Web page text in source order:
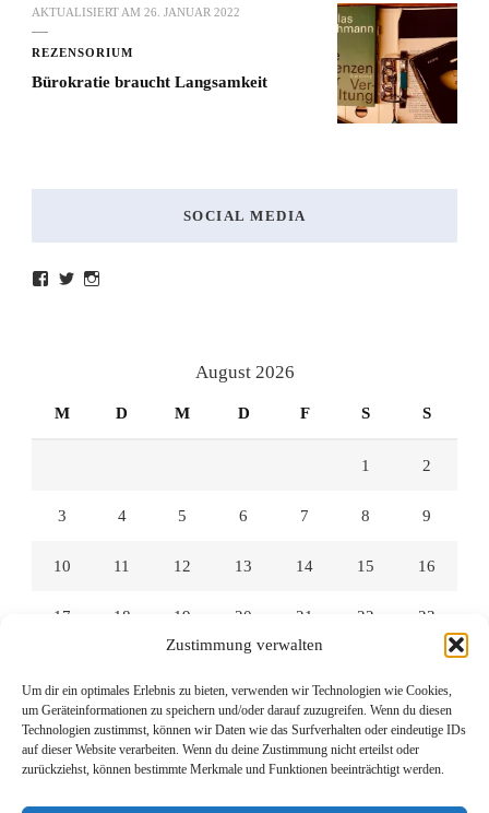
Zustimmung verwalten
Um dir ein optimales Erlebnis zu bieten, verwenden wir Technologien wie Cookies,
um Geräteinformationen zu speichern und/oder darauf zuzugreifen. Wenn du diesen
Technologien zustimmst, können wir Daten wie das Surfverhalten oder eindeutige IDs
auf dieser Website verarbeiten. Wenn du deine Zustimmung nicht erteilst oder
zurückziehst, können bestimmte Merkmale und Funktionen beeinträchtigt werden.
AKTUALISIERT AM 26. JANUAR 2022
REZENSORIUM
Bürokratie braucht Langsamkeit
SOCIAL MEDIA
ProfilProfil
August 2026
M D M D F S S
1 2
3 4 5 6 7 8 9
10 11 12 13 14 15 16
17 18 19 20 21 22 23
31